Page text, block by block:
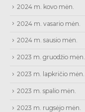
2024 m. kovo mėn.
2024 m. vasario mėn.
2024 m. sausio mėn.
2023 m. gruodžio mėn.
2023 m. lapkričio mėn.
2023 m. spalio mėn.
2023 m. rugsėjo mėn.